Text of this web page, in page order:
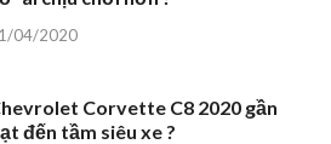
04/2020
Corvette C8 2020 gần
đến tầm siêu xe ?